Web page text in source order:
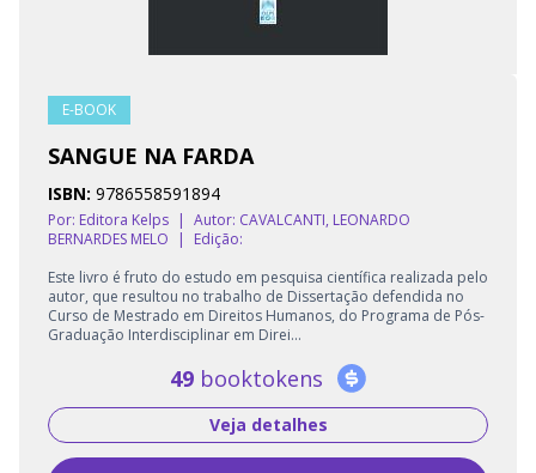
E-BOOK
SANGUE NA FARDA
ISBN: 9786558591894
Por: Editora Kelps | Autor: CAVALCANTI, LEONARDO
BERNARDES MELO
|
Edição:
Este livro é fruto do estudo em pesquisa científica realizada pelo
autor, que resultou no trabalho de Dissertação defendida no
Curso de Mestrado em Direitos Humanos, do Programa de Pós-
Graduação Interdisciplinar em Direi...
49 booktokens
Veja detalhes